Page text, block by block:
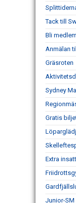
Tack till
Bli
Anmälan
Gräsroten
Sydney
Gratis
Extra
Junior-SM